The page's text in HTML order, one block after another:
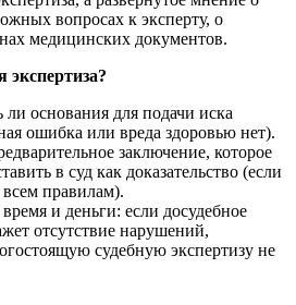
вопросах к эксперту, о
медицинских документов.
экспертиза?
ли основания для подачи иска
ошибка или вреда здоровью нет).
заключение, которое
в суд как доказательство (если
правилам).
и деньги: если досудебное
отсутствие нарушений,
судебную экспертизу не